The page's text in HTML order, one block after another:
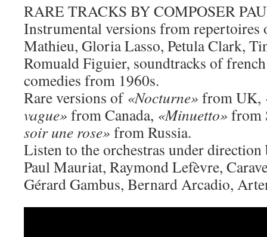
RARE TRACKS BY COMPOSER
Instrumental versions from
Mathieu, Gloria Lasso, Petula Clark,
Romuald Figuier, soundtracks of
comedies from 1960s.
Rare versions of «Nocturne» from UK,
vague» from Canada, «Minuetto» from
soir une rose» from Russia.
Listen to the orchestras under direction
Paul Mauriat, Raymond Lefèvre,
Gérard Gambus, Bernard Arcadio,